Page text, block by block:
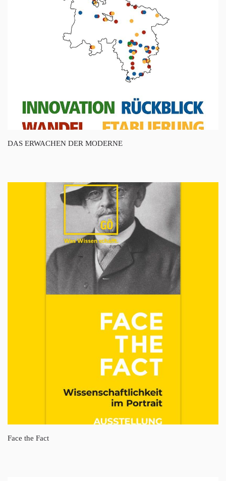
DAS ERWACHEN DER MODERNE
Face the Fact